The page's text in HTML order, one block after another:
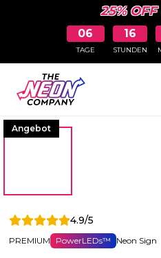
25% OFF
06
TAGE
16
STUNDEN
Angebot
4.9/5
PREMIUM PowerLEDs™ Neon Sign